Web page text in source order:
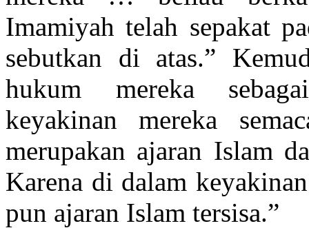
Imamiyah telah sepakat
sebutkan di atas.”
hukum mereka
keyakinan mereka
merupakan ajaran Islam
Karena di dalam
pun ajaran Islam tersisa.”